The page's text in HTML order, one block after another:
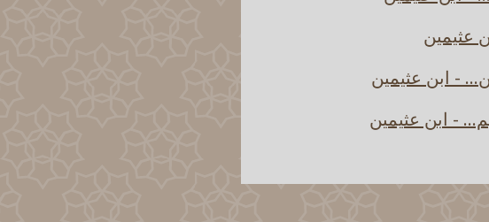
عثيمين
- ابن عثيمين
- ابن عثيمين